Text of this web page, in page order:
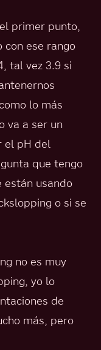
primer punto,
ese rango
tal vez 3.9 si
lo más
va a ser un
el pH del
que tengo
están usando
o si se
no es muy
yo lo
de
más, pero